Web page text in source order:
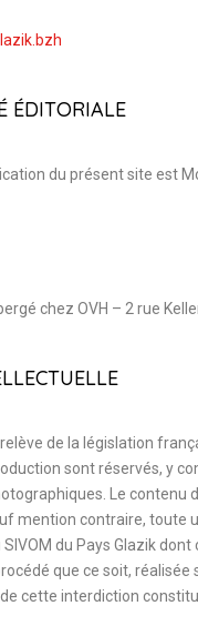
ÉDITORIALE
du présent site est
chez OVH – 2 rue
relève de la législation
sont réservés, y
Le contenu
mention contraire,
SIVOM du Pays Glazik
que ce soit,
cette interdiction